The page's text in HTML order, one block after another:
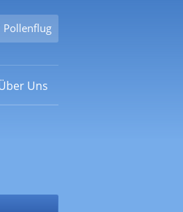
Pollenflug
Uns